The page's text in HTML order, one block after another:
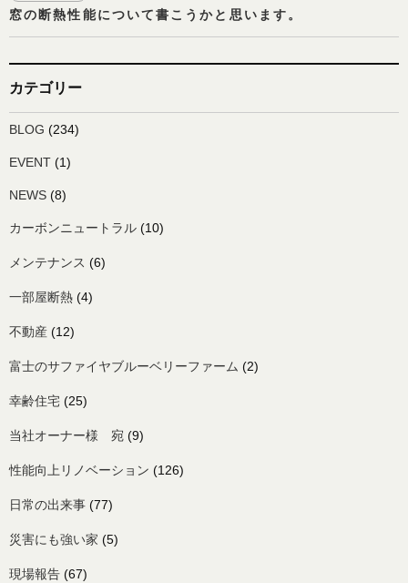
窓の断熱性能について書こうかと思います。
カテゴリー
BLOG (234)
EVENT (1)
NEWS (8)
カーボンニュートラル (10)
メンテナンス (6)
一部屋断熱 (4)
不動産 (12)
富士のサファイヤブルーベリーファーム (2)
幸齢住宅 (25)
当社オーナー様 宛 (9)
性能向上リノベーション (126)
日常の出来事 (77)
災害にも強い家 (5)
現場報告 (67)